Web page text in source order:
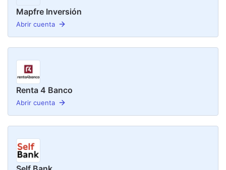
Mapfre Inversión
Abrir cuenta
Renta 4 Banco
Abrir cuenta